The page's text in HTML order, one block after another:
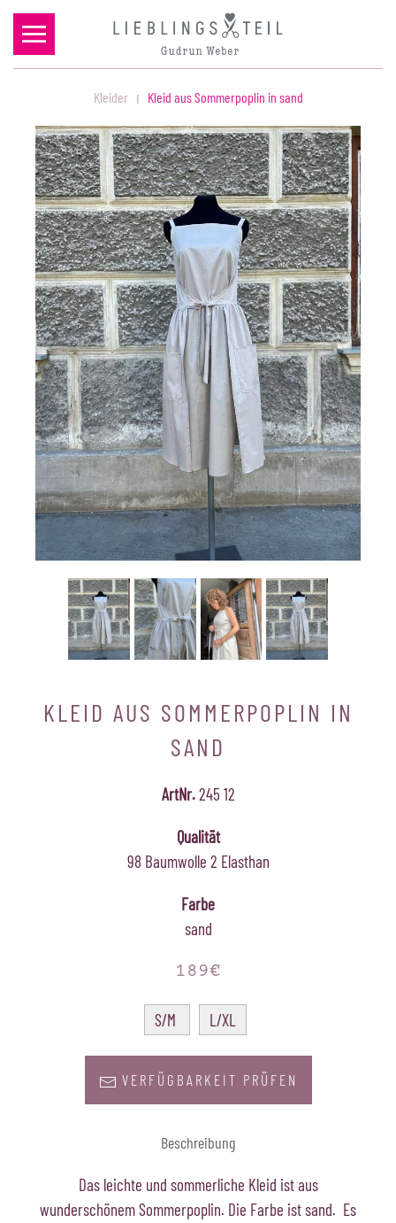
Zum Hauptinhalt springen
Kleider Kleid aus Sommerpoplin in sand
KLEID AUS SOMMERPOPLIN IN
SAND
ArtNr.245 12
Qualität
98 Baumwolle 2 Elasthan
Farbe
sand
189€
S/M L/XL
VERFÜGBARKEIT PRÜFEN
Beschreibung
Das leichte und sommerliche Kleid ist aus
wunderschönem Sommerpoplin. Die Farbe ist sand. Es